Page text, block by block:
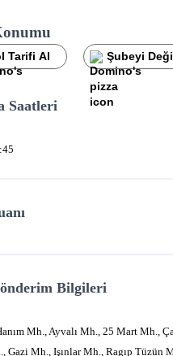
Tarifi Al Şubeyi
Saatleri
Bilgileri
Mh., Ayvalı Mh., 25 Mart Mh.,
Gazi Mh., Işınlar Mh., Ragıp Tüzün